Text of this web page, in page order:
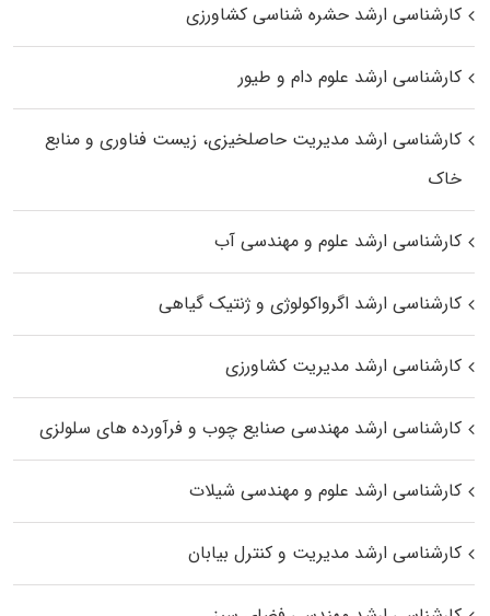
کارشناسی ارشد حشره‌ شناسی کشاورزی
کارشناسی ارشد علوم دام و طیور
کارشناسی ارشد مدیریت حاصلخیزی، زیست فناوری و منابع
خاک
کارشناسی ارشد علوم و مهندسی آب
کارشناسی ارشد اگرواکولوژی و ژنتیک گیاهی
کارشناسی ارشد مدیریت کشاورزی
کارشناسی ارشد مهندسی صنایع چوب و فرآورده‌ های سلولزی
کارشناسی ارشد علوم و مهندسی شیلات
کارشناسی ارشد مدیریت و کنترل بیابان